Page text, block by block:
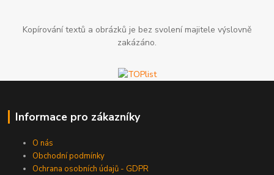
Kopírování textů a obrázků je bez svolení majitele výslovně
zakázáno.
Informace pro zákazníky
O nás
Obchodní podmínky
Ochrana osobních údajů - GDPR